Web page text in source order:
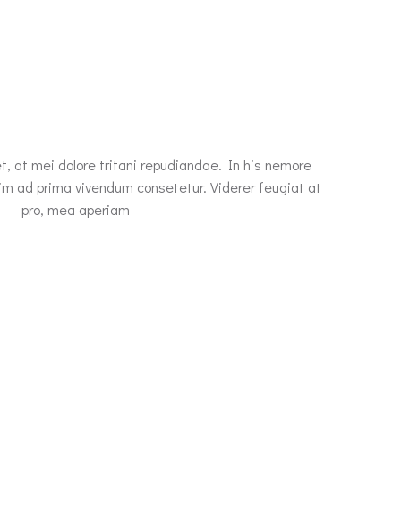
at mei dolore tritani repudiandae. In his nemore
ad prima vivendum consetetur. Viderer feugiat at
pro, mea aperiam